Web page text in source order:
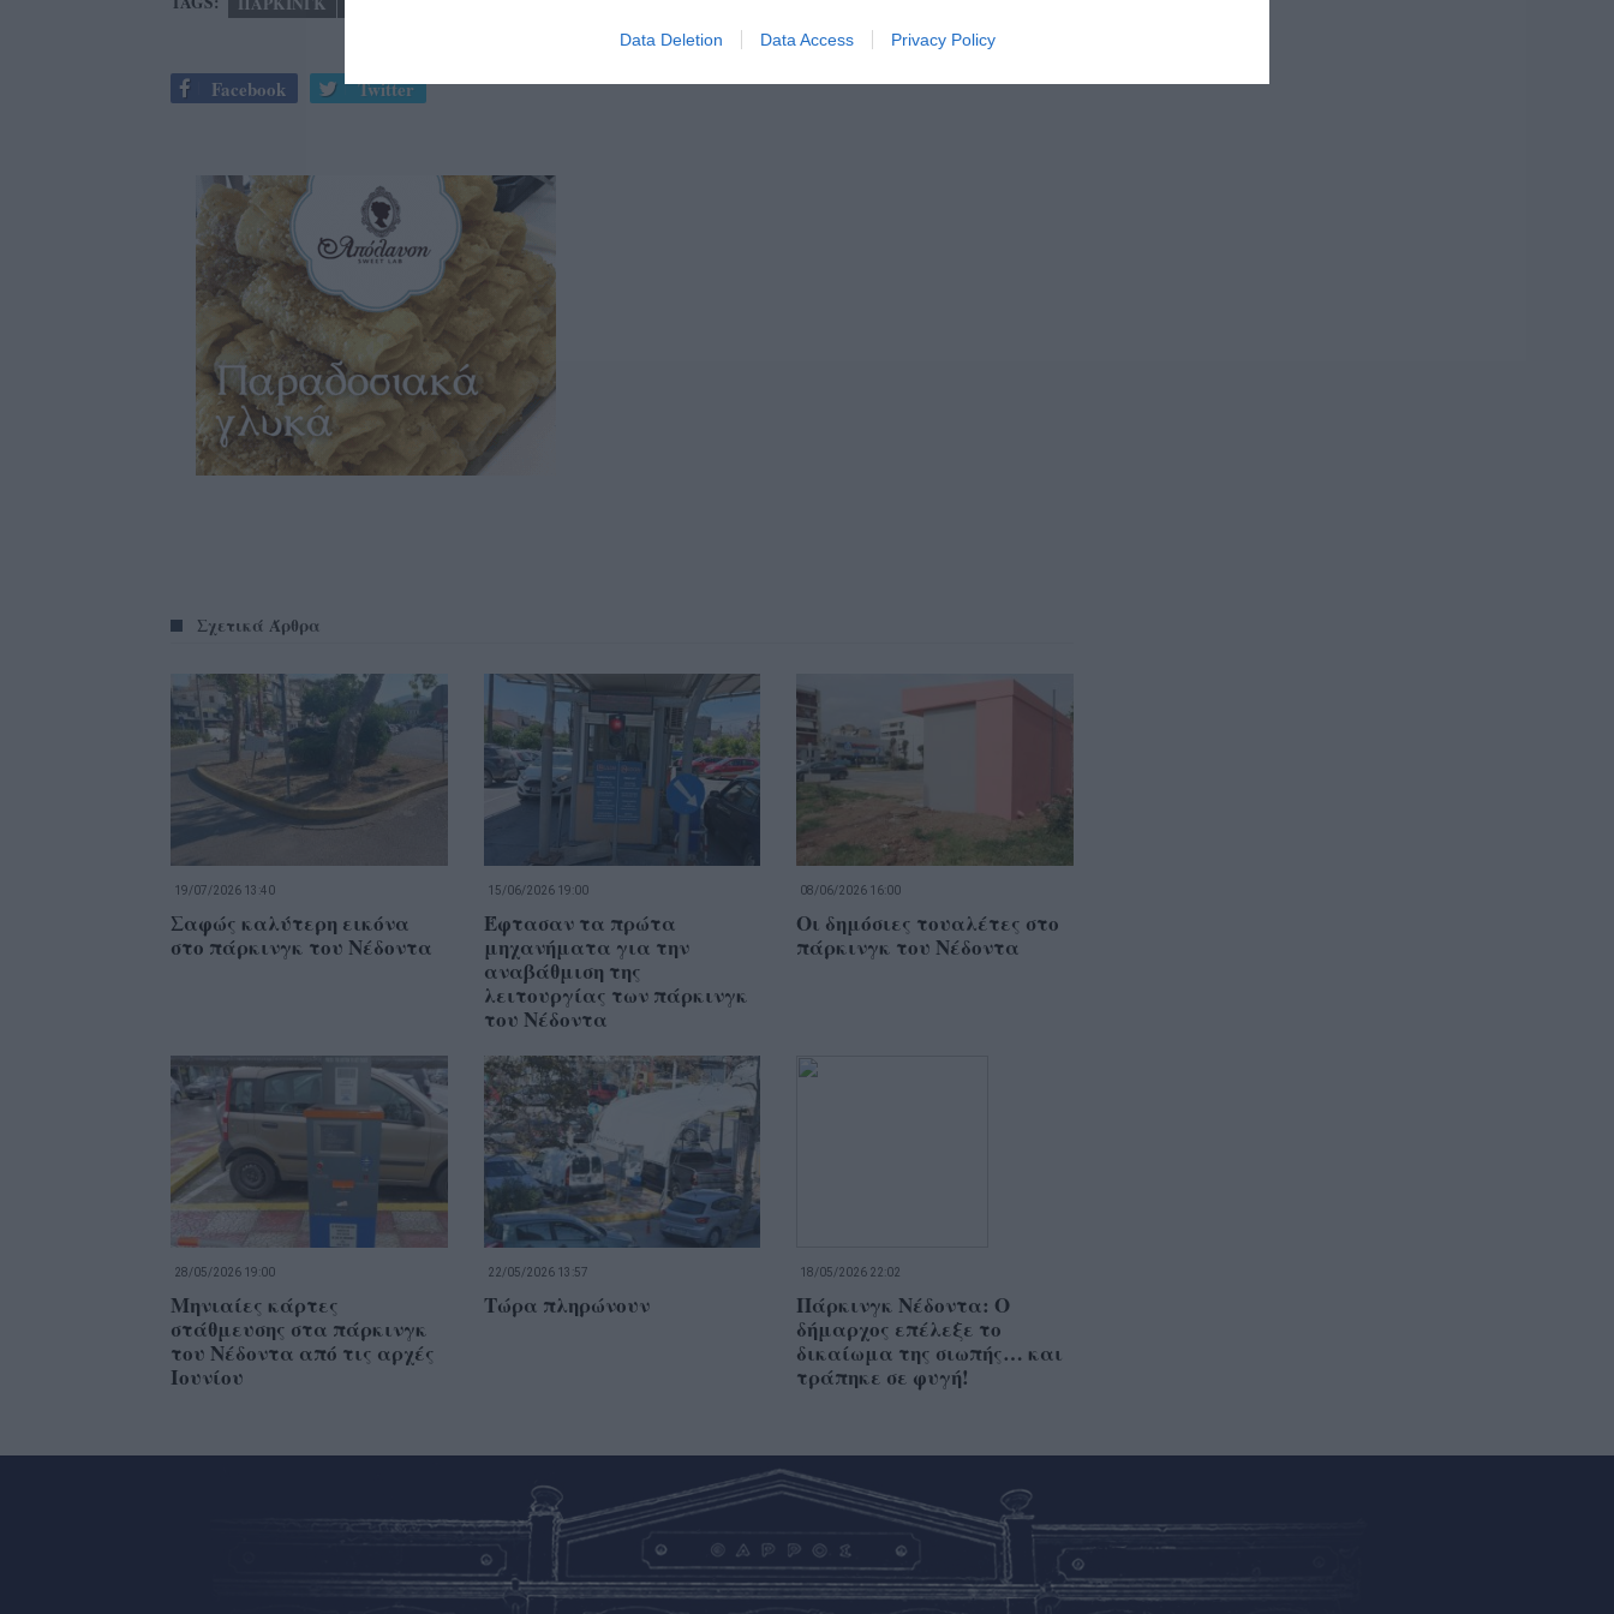
Data Deletion Data Access Privacy Policy
Facebook Twitter
Σχετικά Άρθρα
19/07/2026 13:40
Σαφώς καλύτερη εικόνα
στο πάρκινγκ του Νέδοντα
15/06/2026 19:00
Έφτασαν τα πρώτα
μηχανήματα για την
αναβάθμιση της
λειτουργίας των πάρκινγκ
του Νέδοντα
08/06/2026 16:00
Οι δημόσιες τουαλέτες στο
πάρκινγκ του Νέδοντα
28/05/2026 19:00
Μηνιαίες κάρτες
στάθμευσης στα πάρκινγκ
του Νέδοντα από τις αρχές
Ιουνίου
22/05/2026 13:57
Τώρα πληρώνουν
18/05/2026 22:02
Πάρκινγκ Νέδοντα: Ο
δήμαρχος επέλεξε το
δικαίωμα της σιωπής… και
τράπηκε σε φυγή!